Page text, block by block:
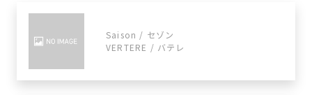
Saison / セゾン
VERTERE / バテレ